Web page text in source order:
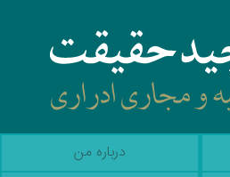
درباره من